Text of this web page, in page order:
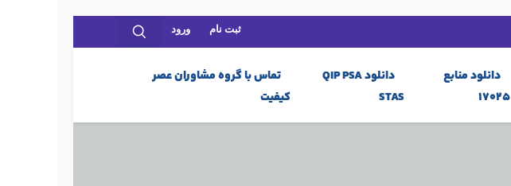
ثبت نام ورود
دانلود منابع
17025
دانلود QIP PSA
STAS
تماس با گروه مشاوران عصر
کیفیت